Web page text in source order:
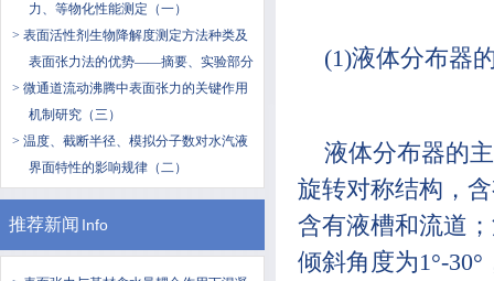
力、等物化性能测定（一）
> 表面活性剂生物降解度测定方法种类及
表面张力法的优势——摘要、实验部分
> 微通道流动沸腾中表面张力的关键作用
机制研究（三）
> 温度、截断半径、模拟分子数对水汽液
界面特性的影响规律（二）
推荐新闻 Info
(1)液体分布器
液体分布器的
旋转对称结构，
含有液槽和流道
倾斜角度为1°-